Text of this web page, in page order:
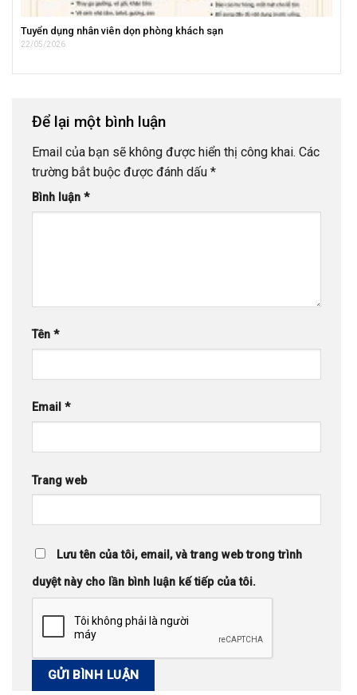
Tuyển dụng nhân viên dọn phòng khách sạn
22/05/2026
Để lại một bình luận
Email của bạn sẽ không được hiển thị công khai. Các
trường bắt buộc được đánh dấu *
Bình luận *
Tên *
Email *
Trang web
Lưu tên của tôi, email, và trang web trong trình
duyệt này cho lần bình luận kế tiếp của tôi.